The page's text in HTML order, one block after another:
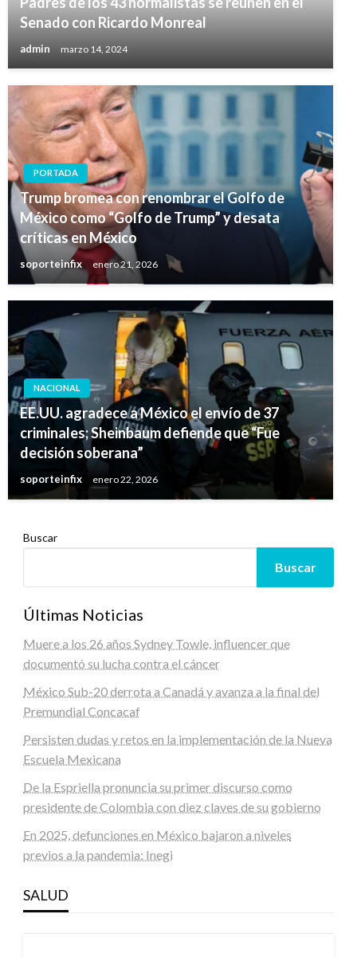
Senado con Ricardo Monreal
admin marzo 14, 2024
PORTADA
Trump bromea con renombrar el Golfo de
México como “Golfo de Trump” y desata
críticas en México
soporteinfix enero 21, 2026
NACIONAL
EE.UU. agradece a México el envío de 37
criminales; Sheinbaum defiende que “Fue
decisión soberana”
soporteinfix enero 22, 2026
Buscar
Buscar
Últimas Noticias
Muere a los 26 años Sydney Towle, influencer que
documentó su lucha contra el cáncer
México Sub-20 derrota a Canadá y avanza a la final del
Premundial Concacaf
Persisten dudas y retos en la implementación de la Nueva
Escuela Mexicana
De la Espriella pronuncia su primer discurso como
presidente de Colombia con diez claves de su gobierno
En 2025, defunciones en México bajaron a niveles
previos a la pandemia: Inegi
SALUD